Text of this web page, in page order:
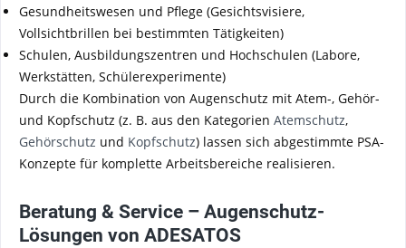
Gesundheitswesen und Pflege (Gesichtsvisiere,
Vollsichtbrillen bei bestimmten Tätigkeiten)
Schulen, Ausbildungszentren und Hochschulen (Labore,
Werkstätten, Schülerexperimente)
Durch die Kombination von Augenschutz mit Atem-, Gehör-
und Kopfschutz (z. B. aus den Kategorien Atemschutz,
Gehörschutz und Kopfschutz) lassen sich abgestimmte PSA-
Konzepte für komplette Arbeitsbereiche realisieren.
Beratung & Service – Augenschutz-
Lösungen von ADESATOS